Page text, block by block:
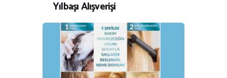
Yılbaşı Alışverişi